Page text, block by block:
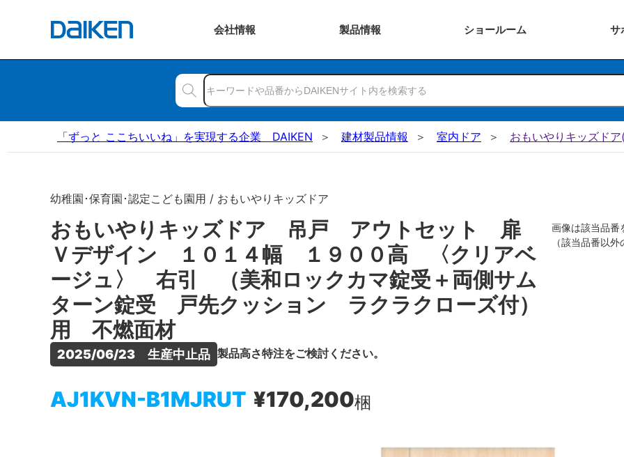
会社情報 製品情報 ショールーム サ
「ずっと ここちいいね」を実現する企業 DAIKEN 建材製品情報 室内ドア おもいやりキッズド
幼稚園･保育園･認定こども園用 / おもいやりキッズドア
おもいやりキッズドア 吊戸 アウトセット 扉
Ｖデザイン １０１４幅 １９００高 〈クリアベ
ージュ〉 右引 （美和ロックカマ錠受＋両側サム
ターン錠受 戸先クッション ラクラクローズ付）
用 不燃面材
2025/06/23　生産中止品 製品高さ特注をご検討ください。
AJ1KVN-B1MJRUT ¥170,200梱
画像は該当品番
（該当品番以